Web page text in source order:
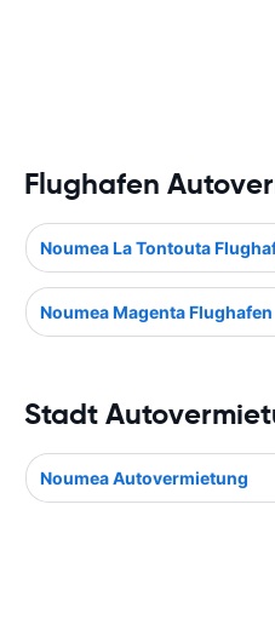
Flughafen
Noumea La Tontouta
Noumea Magenta Flughafen
Stadt
Noumea Autovermietung